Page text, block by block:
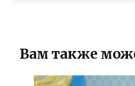
Вам также